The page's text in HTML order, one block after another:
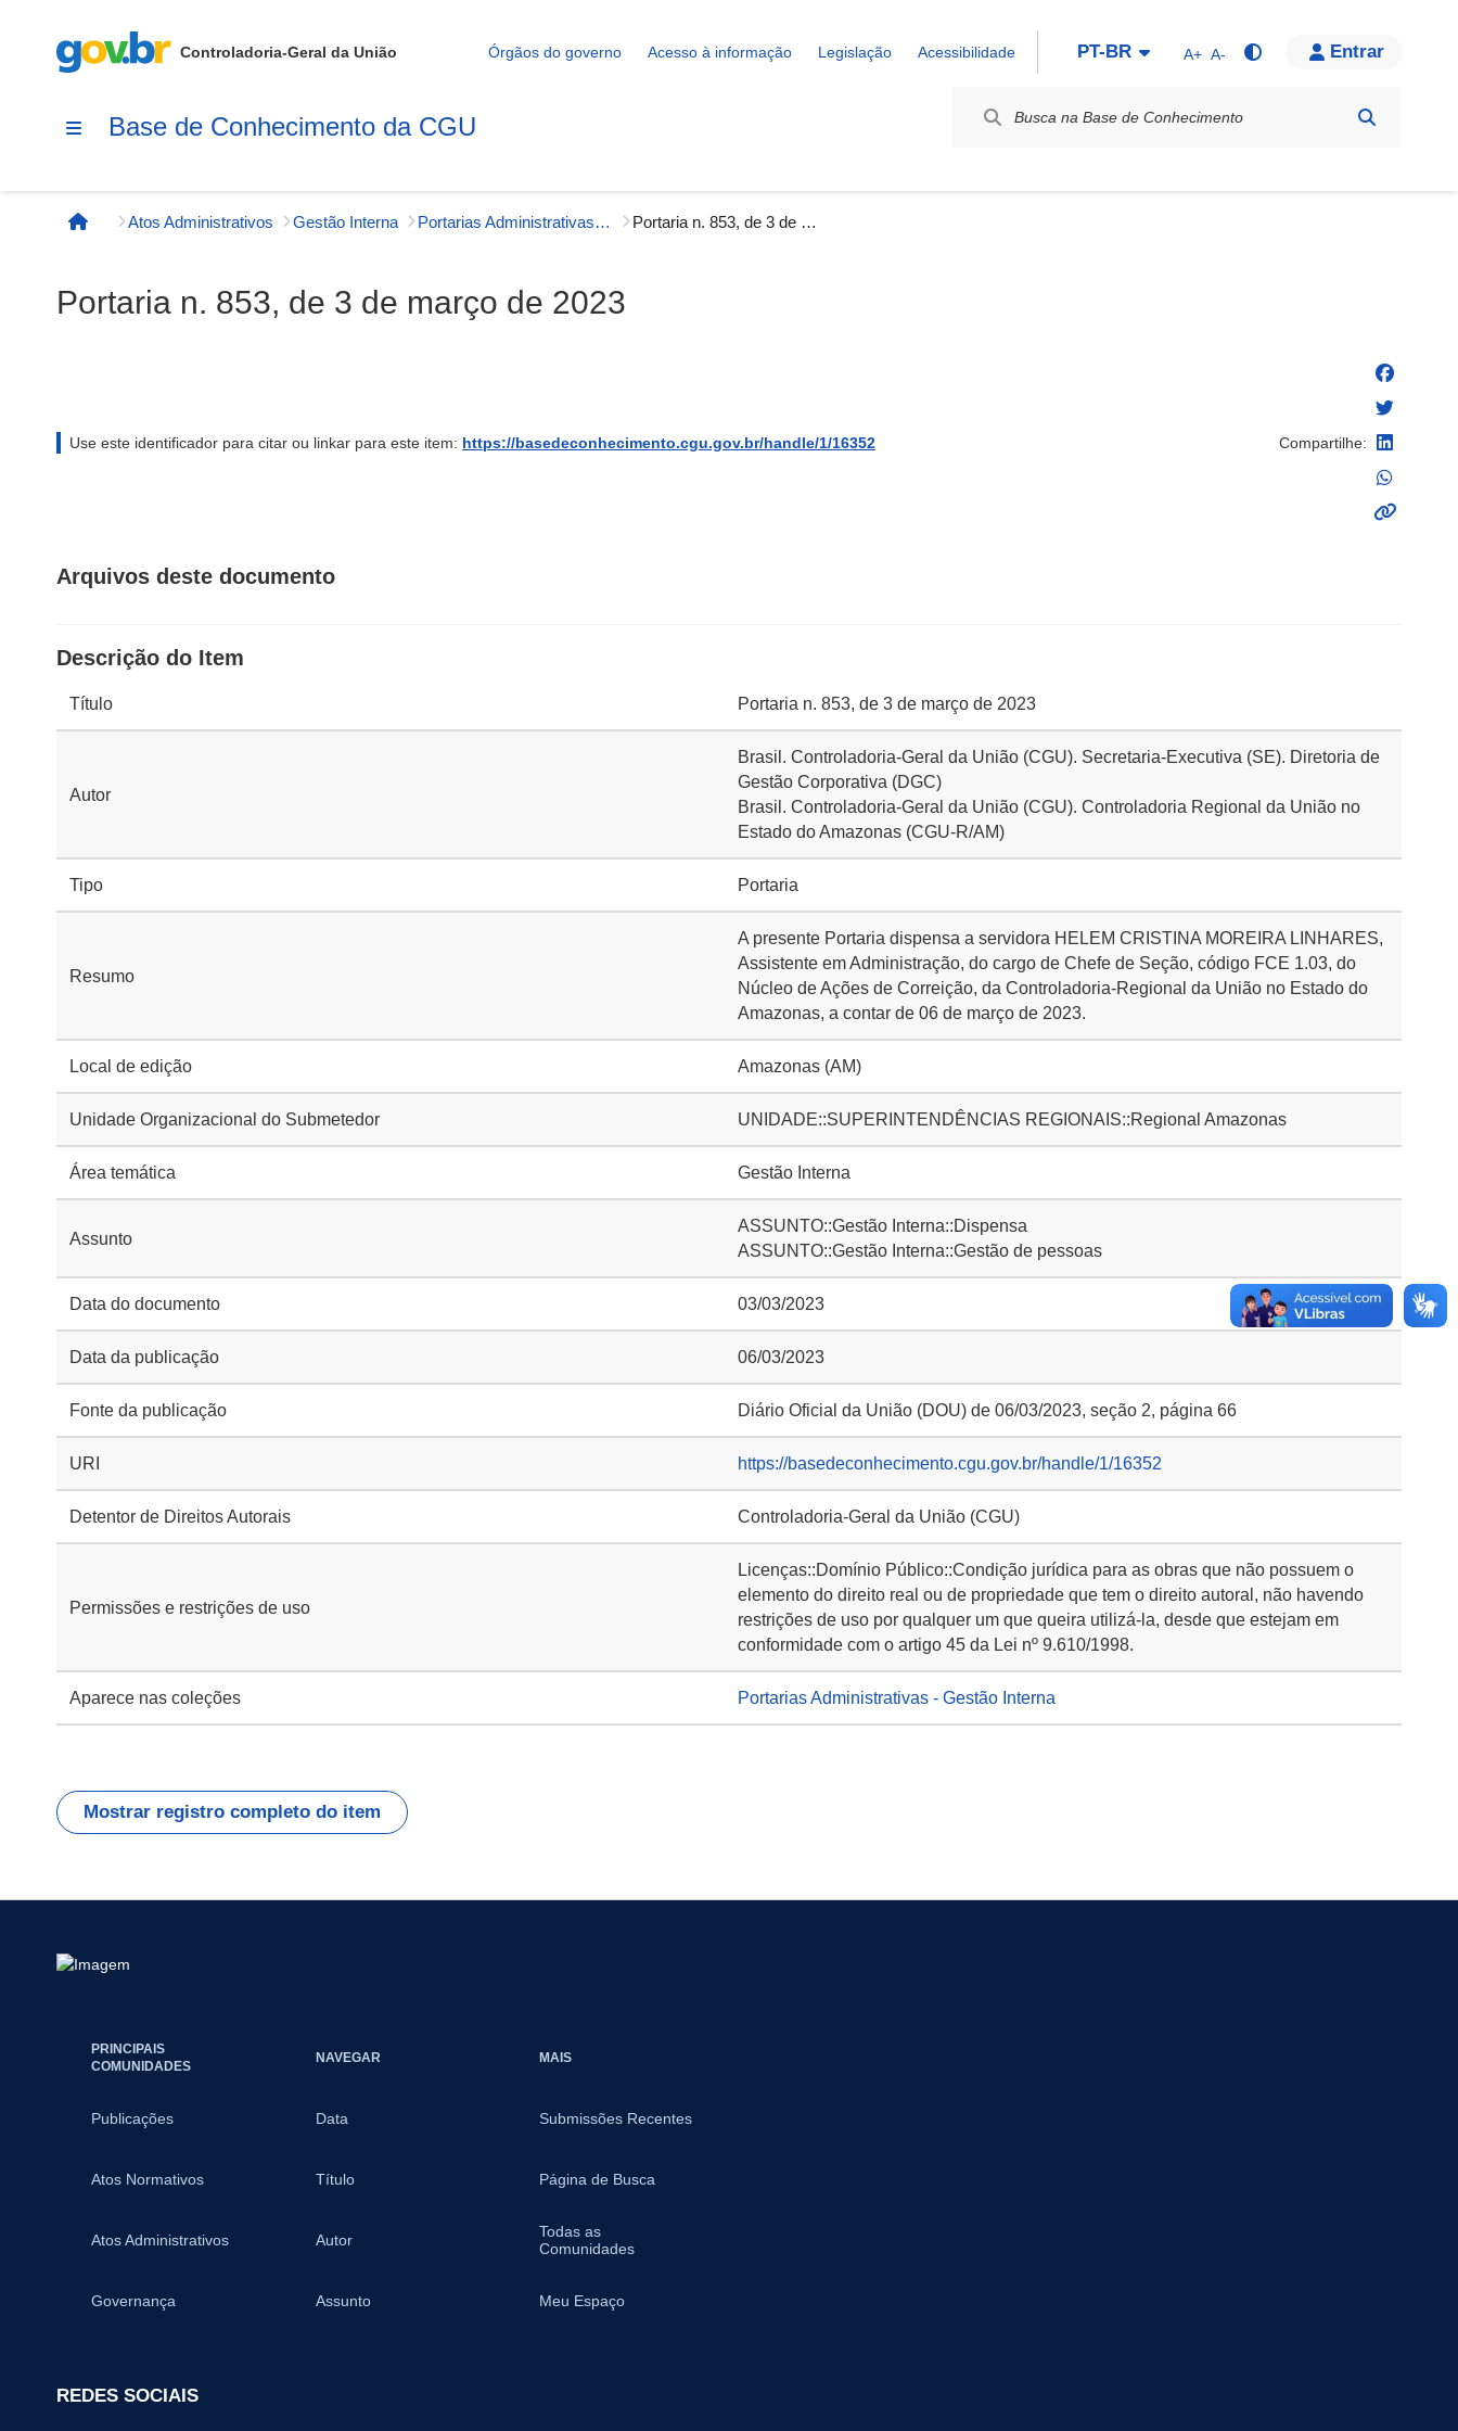
Controladoria-Geral da União Órgãos do governo Acesso à informação Legislação Acessibilidade PT-BR A+ A- Entrar
Base de Conhecimento da CGU
Página inicial
Atos Administrativos Gestão Interna Portarias Administrativas - Gestão Interna Portaria n. 853, de 3 de março de 2023
Portaria n. 853, de 3 de março de 2023
Use este identificador para citar ou linkar para este item: https://basedeconhecimento.cgu.gov.br/handle/1/16352 Compartilhe:
Arquivos deste documento
Descrição do Item
Título Portaria n. 853, de 3 de março de 2023
Autor
Brasil. Controladoria-Geral da União (CGU). Secretaria-Executiva (SE). Diretoria de
Gestão Corporativa (DGC)
Brasil. Controladoria-Geral da União (CGU). Controladoria Regional da União no
Estado do Amazonas (CGU-R/AM)
Tipo Portaria
Resumo
A presente Portaria dispensa a servidora HELEM CRISTINA MOREIRA LINHARES,
Assistente em Administração, do cargo de Chefe de Seção, código FCE 1.03, do
Núcleo de Ações de Correição, da Controladoria-Regional da União no Estado do
Amazonas, a contar de 06 de março de 2023.
Local de edição Amazonas (AM)
Unidade Organizacional do Submetedor UNIDADE::SUPERINTENDÊNCIAS REGIONAIS::Regional Amazonas
Área temática Gestão Interna
Assunto
ASSUNTO::Gestão Interna::Dispensa
ASSUNTO::Gestão Interna::Gestão de pessoas
Data do documento 03/03/2023
Data da publicação 06/03/2023
Fonte da publicação Diário Oficial da União (DOU) de 06/03/2023, seção 2, página 66
URI https://basedeconhecimento.cgu.gov.br/handle/1/16352
Detentor de Direitos Autorais Controladoria-Geral da União (CGU)
Permissões e restrições de uso
Licenças::Domínio Público::Condição jurídica para as obras que não possuem o
elemento do direito real ou de propriedade que tem o direito autoral, não havendo
restrições de uso por qualquer um que queira utilizá-la, desde que estejam em
conformidade com o artigo 45 da Lei nº 9.610/1998.
Aparece nas coleções Portarias Administrativas - Gestão Interna
Mostrar registro completo do item
PRINCIPAIS
COMUNIDADES
Publicações
Atos Normativos
Atos Administrativos
Governança
NAVEGAR
Data
Título
Autor
Assunto
MAIS
Submissões Recentes
Página de Busca
Todas as
Comunidades
Meu Espaço
REDES SOCIAIS